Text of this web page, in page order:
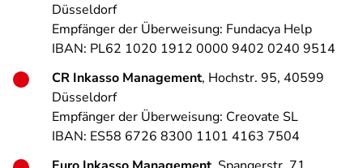
Düsseldorf
Empfänger der Überweisung: Fundacya Help
IBAN: PL62 1020 1912 0000 9402 0240 9514
CR Inkasso Management, Hochstr. 95, 40599
Düsseldorf
Empfänger der Überweisung: Creovate SL
IBAN: ES58 6726 8300 1101 4163 7504